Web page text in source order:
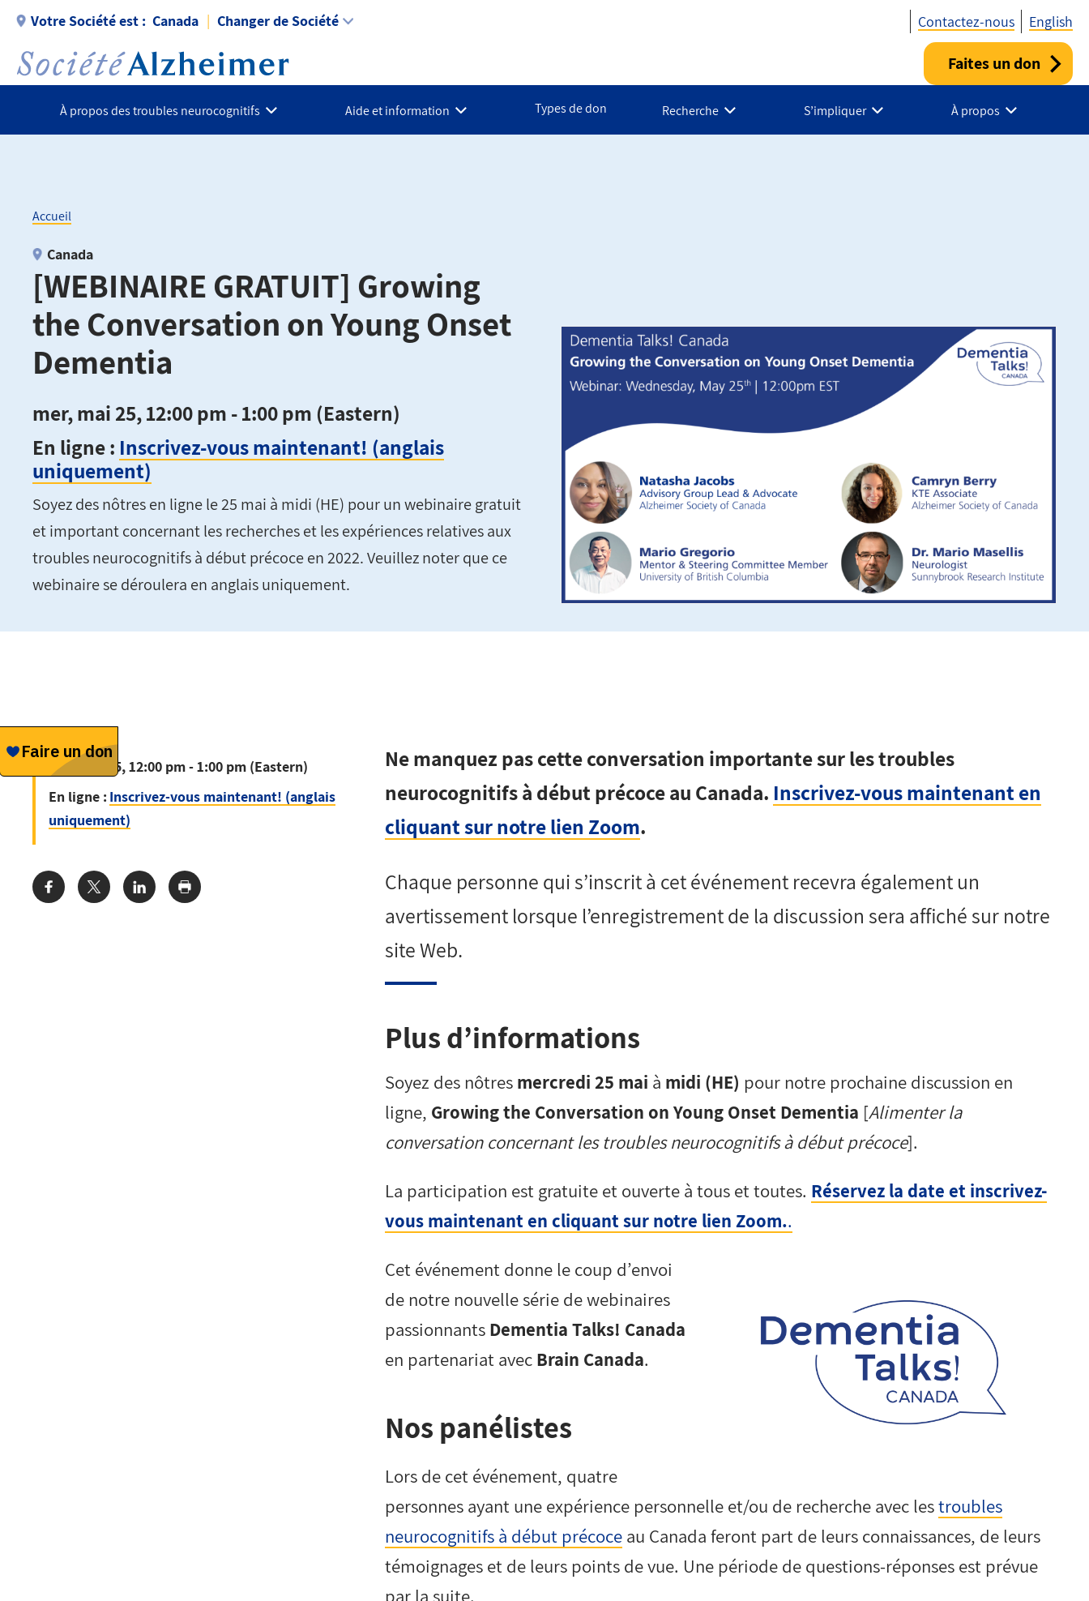
contenu
principal
Votre Société est : Canada Changer de Société
Utility
Fr
Contactez-nous English
Faites un don
À propos des troubles neurocognitifs Aide et information Types de don Recherche S’impliquer À propos
Fil
d'Ariane
Accueil
[WEBINAIRE GRATUIT] Growing
the Conversation on Young Onset
Dementia
Canada
mer, mai 25, 12:00 pm - 1:00 pm (Eastern)
En ligne : Inscrivez-vous maintenant! (anglais
uniquement)
Soyez des nôtres en ligne le 25 mai à midi (HE) pour un webinaire gratuit
et important concernant les recherches et les expériences relatives aux
troubles neurocognitifs à début précoce en 2022. Veuillez noter que ce
webinaire se déroulera en anglais uniquement.
Ne manquez pas cette conversation importante sur les troubles
neurocognitifs à début précoce au Canada. Inscrivez-vous maintenant en
cliquant sur notre lien Zoom.
Chaque personne qui s’inscrit à cet événement recevra également un
avertissement lorsque l’enregistrement de la discussion sera affiché sur notre
site Web.
Plus d’informations
Soyez des nôtres mercredi 25 mai à midi (HE) pour notre prochaine discussion en
ligne, Growing the Conversation on Young Onset Dementia [Alimenter la
conversation concernant les troubles neurocognitifs à début précoce].
La participation est gratuite et ouverte à tous et toutes. Réservez la date et inscrivez-
vous maintenant en cliquant sur notre lien Zoom..
Cet événement donne le coup d’envoi
de notre nouvelle série de webinaires
passionnants Dementia Talks! Canada
en partenariat avec Brain Canada.
Nos panélistes
Lors de cet événement, quatre
personnes ayant une expérience personnelle et/ou de recherche avec lestroubles
neurocognitifs à début précoce au Canada feront part de leurs connaissances, de leurs
témoignages et de leurs points de vue. Une période de questions-réponses est prévue
mer, mai 25, 12:00 pm - 1:00 pm (Eastern)
En ligne : Inscrivez-vous maintenant! (anglais
uniquement)
Share: